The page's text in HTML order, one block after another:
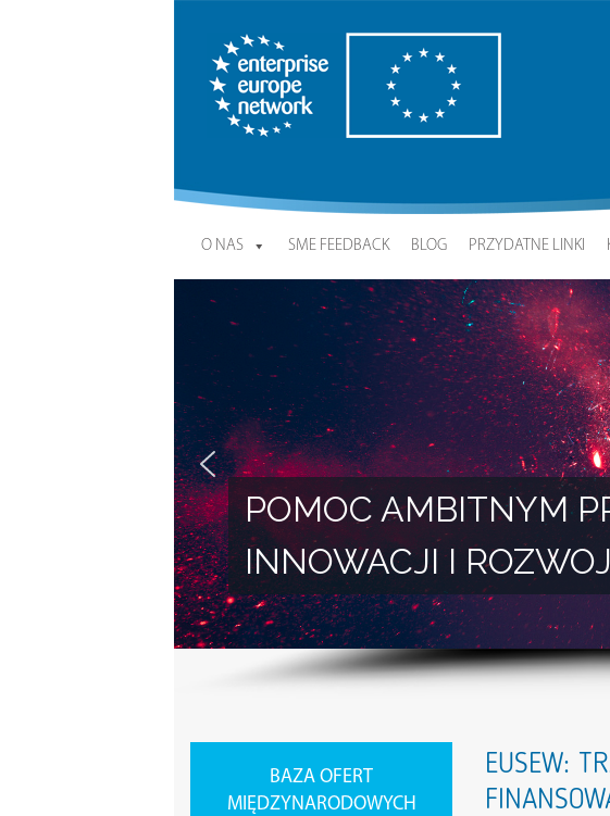
Enterprise Europe Network
O NAS SME FEEDBACK BLOG PRZYDATNE LINKI
POMOC AMBITNYM
INNOWACJI I
BAZA OFERT
MIĘDZYNARODOWYCH
EUSEW: